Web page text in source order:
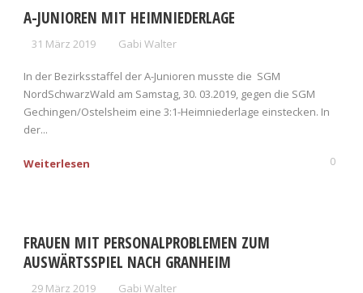
A-JUNIOREN MIT HEIMNIEDERLAGE
31 März 2019 Gabi Walter
In der Bezirksstaffel der A-Junioren musste die SGM
NordSchwarzWald am Samstag, 30. 03.2019, gegen die SGM
Gechingen/Ostelsheim eine 3:1-Heimniederlage einstecken. In
der...
Weiterlesen 0
FRAUEN MIT PERSONALPROBLEMEN ZUM
AUSWÄRTSSPIEL NACH GRANHEIM
29 März 2019 Gabi Walter